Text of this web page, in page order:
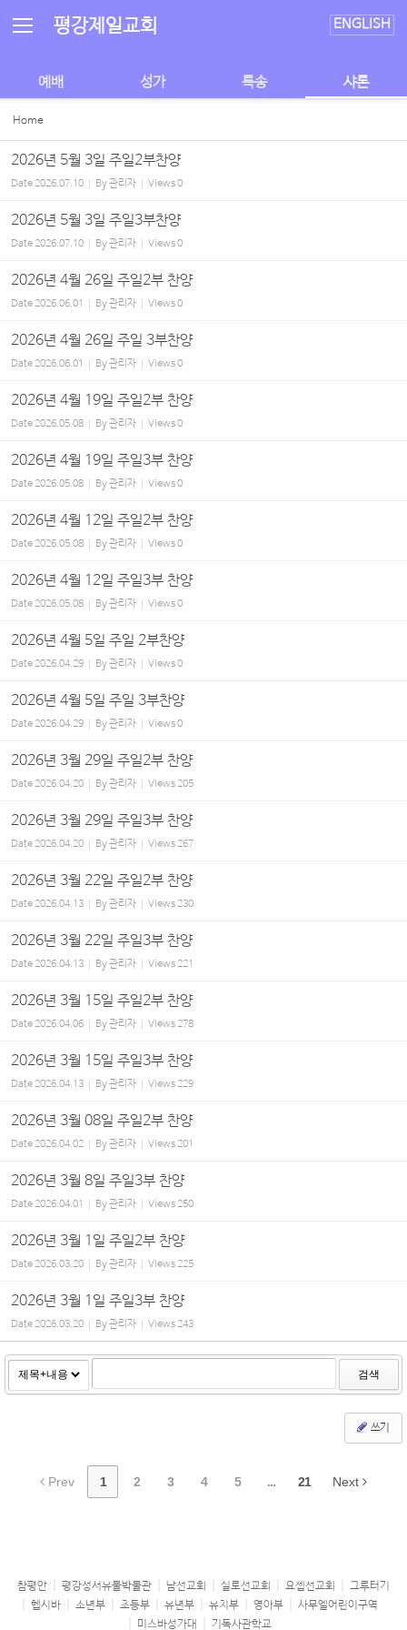
평강제일교회 ENGLISH
예배 성가 특송 샤론
Home
2026년 5월 3일 주일2부찬양
Date2026.07.10 By관리자 Views0
2026년 5월 3일 주일3부찬양
Date2026.07.10 By관리자 Views0
2026년 4월 26일 주일2부 찬양
Date2026.06.01 By관리자 Views0
2026년 4월 26일 주일 3부찬양
Date2026.06.01 By관리자 Views0
2026년 4월 19일 주일2부 찬양
Date2026.05.08 By관리자 Views0
2026년 4월 19일 주일3부 찬양
Date2026.05.08 By관리자 Views0
2026년 4월 12일 주일2부 찬양
Date2026.05.08 By관리자 Views0
2026년 4월 12일 주일3부 찬양
Date2026.05.08 By관리자 Views0
2026년 4월 5일 주일 2부찬양
Date2026.04.29 By관리자 Views0
2026년 4월 5일 주일 3부찬양
Date2026.04.29 By관리자 Views0
2026년 3월 29일 주일2부 찬양
Date2026.04.20 By관리자 Views205
2026년 3월 29일 주일3부 찬양
Date2026.04.20 By관리자 Views267
2026년 3월 22일 주일2부 찬양
Date2026.04.13 By관리자 Views230
2026년 3월 22일 주일3부 찬양
Date2026.04.13 By관리자 Views221
2026년 3월 15일 주일2부 찬양
Date2026.04.06 By관리자 Views278
2026년 3월 15일 주일3부 찬양
Date2026.04.13 By관리자 Views229
2026년 3월 08일 주일2부 찬양
Date2026.04.02 By관리자 Views201
2026년 3월 8일 주일3부 찬양
Date2026.04.01 By관리자 Views250
2026년 3월 1일 주일2부 찬양
Date2026.03.20 By관리자 Views225
2026년 3월 1일 주일3부 찬양
Date2026.03.20 By관리자 Views243
검색
쓰기
Prev 1 2 3 4 5 ... 21 Next
참평안 평강성서유물박물관 남선교회 실로선교회 요셉선교회
그루터기
헵시바
소년부 초등부 유년부 유치부 영아부
사무엘어린이구역
미스바성가대
기독사관학교